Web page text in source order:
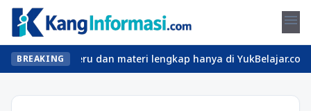
menu
BREAKING
seru dan materi lengkap hanya di YukBelajar.com.